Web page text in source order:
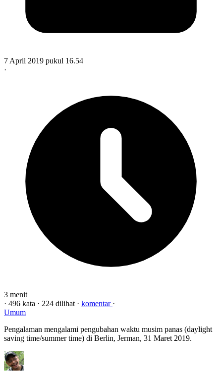
7 April 2019 pukul 16.54
·
3 menit
· 496 kata · 224 dilihat · komentar ·
Umum
Pengalaman mengalami pengubahan waktu musim panas (daylight
saving time/summer time) di Berlin, Jerman, 31 Maret 2019.